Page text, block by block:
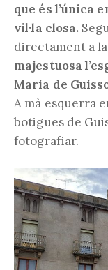
que és l’única
vil·la closa.
directament a la
majestuosa
Maria de
A mà esquerra
botigues de
fotografiar.